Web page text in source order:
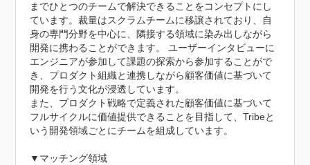
までひとつのチームで解決できることをコンセプトにし
ています。裁量はスクラムチームに移譲されており、自
身の専門分野を中心に、隣接する領域に染み出しながら
開発に携わることができます。 ユーザーインタビューに
エンジニアが参加して課題の探索から参加することがで
き、プロダクト組織と連携しながら顧客価値に基づいて
開発を行う文化が浸透しています。
また、プロダクト戦略で定義された顧客価値に基づいて
フルサイクルに価値提供できることを目指して、Tribeと
いう開発領域ごとにチームを組成しています。
▼マッチング領域